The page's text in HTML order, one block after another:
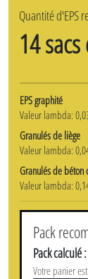
Quantité d'EPS
14
EPS graphité
Valeur lambda:
Granulés de liège
Valeur lambda:
Granulés de béton
Valeur lambda:
Pack
Pack calculé
Votre panier